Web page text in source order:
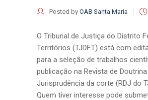
Posted by OAB Santa Maria
O Tribunal de Justiça do Distrito
Territórios (TJDFT) está com
para a seleção de trabalhos
publicação na Revista de Doutrina
Jurisprudência da corte (RDJ do
Quem tiver interesse pode